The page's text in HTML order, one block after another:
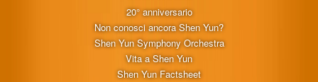
20° anniversario
Non conosci ancora Shen Yun?
Shen Yun Symphony Orchestra
Vita a Shen Yun
Shen Yun Factsheet